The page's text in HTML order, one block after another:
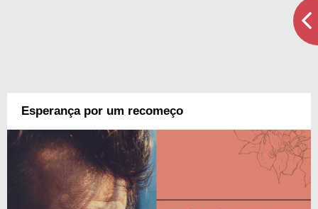
Esperança por um recomeço